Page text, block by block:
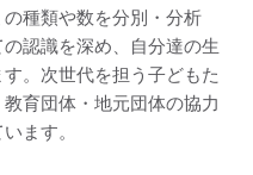
種類や数を分別・分析
認識を深め、自分達の生
。次世代を担う子どもた
育団体・地元団体の協力
ます。